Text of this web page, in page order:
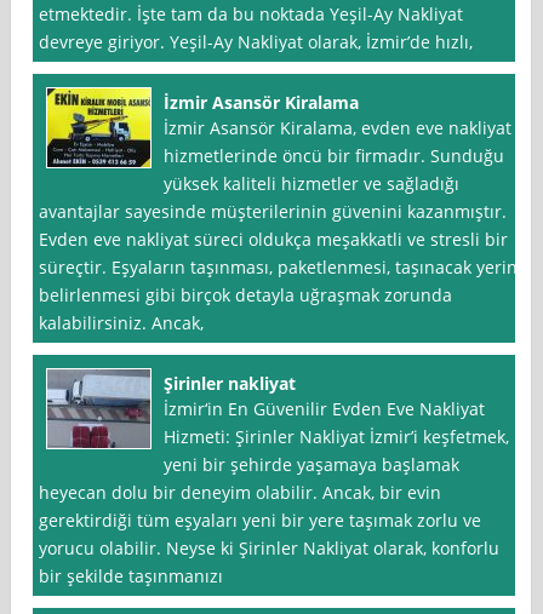
etmektedir. İşte tam da bu noktada Yeşil-Ay Nakliyat
devreye giriyor. Yeşil-Ay Nakliyat olarak, İzmir’de hızlı,
İzmir Asansör Kiralama
İzmir Asansör Kiralama, evden eve nakliyat
hizmetlerinde öncü bir firmadır. Sunduğu
yüksek kaliteli hizmetler ve sağladığı
avantajlar sayesinde müşterilerinin güvenini kazanmıştır.
Evden eve nakliyat süreci oldukça meşakkatli ve stresli bir
süreçtir. Eşyaların taşınması, paketlenmesi, taşınacak yerin
belirlenmesi gibi birçok detayla uğraşmak zorunda
kalabilirsiniz. Ancak,
Şirinler nakliyat
İzmir‘in En Güvenilir Evden Eve Nakliyat
Hizmeti: Şirinler Nakliyat İzmir’i keşfetmek,
yeni bir şehirde yaşamaya başlamak
heyecan dolu bir deneyim olabilir. Ancak, bir evin
gerektirdiği tüm eşyaları yeni bir yere taşımak zorlu ve
yorucu olabilir. Neyse ki Şirinler Nakliyat olarak, konforlu
bir şekilde taşınmanızı